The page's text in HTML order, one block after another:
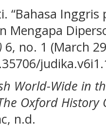
“Bahasa Inggris
Mengapa
6, no. 1 (March
World-Wide in
Oxford History
n.d.